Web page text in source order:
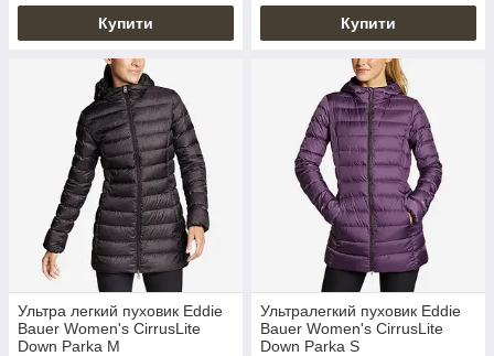
Купити Купити
Ультра легкий пуховик Eddie
Bauer Women's CirrusLite
Down Parka M
Ультралегкий пуховик Eddie
Bauer Women's CirrusLite
Down Parka S